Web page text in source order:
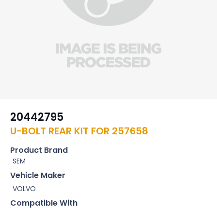
20442795
U-BOLT REAR KIT FOR 257658
Product Brand
SEM
Vehicle Maker
VOLVO
Compatible With